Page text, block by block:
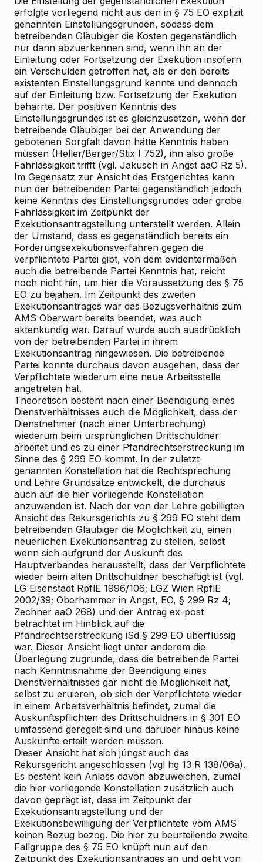
erfolgte vorliegend nicht aus den in § 75 EO explizit
genannten Einstellungsgründen, sodass dem
betreibenden Gläubiger die Kosten gegenständlich
nur dann abzuerkennen sind, wenn ihn an der
Einleitung oder Fortsetzung der Exekution insofern
ein Verschulden getroffen hat, als er den bereits
existenten Einstellungsgrund kannte und dennoch
auf der Einleitung bzw. Fortsetzung der Exekution
beharrte. Der positiven Kenntnis des
Einstellungsgrundes ist es gleichzusetzen, wenn der
betreibende Gläubiger bei der Anwendung der
gebotenen Sorgfalt davon hätte Kenntnis haben
müssen (Heller/Berger/Stix I 752), ihn also große
Fahrlässigkeit trifft (vgl. Jakusch in Angst aaO Rz 5).
Im Gegensatz zur Ansicht des Erstgerichtes kann
nun der betreibenden Partei gegenständlich jedoch
keine Kenntnis des Einstellungsgrundes oder grobe
Fahrlässigkeit im Zeitpunkt der
Exekutionsantragstellung unterstellt werden. Allein
der Umstand, dass es gegenständlich bereits ein
Forderungsexekutionsverfahren gegen die
verpflichtete Partei gibt, von dem evidentermaßen
auch die betreibende Partei Kenntnis hat, reicht
noch nicht hin, um hier die Voraussetzung des § 75
EO zu bejahen. Im Zeitpunkt des zweiten
Exekutionsantrages war das Bezugsverhältnis zum
AMS Oberwart bereits beendet, was auch
aktenkundig war. Darauf wurde auch ausdrücklich
von der betreibenden Partei in ihrem
Exekutionsantrag hingewiesen. Die betreibende
Partei konnte durchaus davon ausgehen, dass der
Verpflichtete wiederum eine neue Arbeitsstelle
angetreten hat.
Theoretisch besteht nach einer Beendigung eines
Dienstverhältnisses auch die Möglichkeit, dass der
Dienstnehmer (nach einer Unterbrechung)
wiederum beim ursprünglichen Drittschuldner
arbeitet und es zu einer Pfandrechtserstreckung im
Sinne des § 299 EO kommt. In der zuletzt
genannten Konstellation hat die Rechtsprechung
und Lehre Grundsätze entwickelt, die durchaus
auch auf die hier vorliegende Konstellation
anzuwenden ist. Nach der von der Lehre gebilligten
Ansicht des Rekursgerichts zu § 299 EO steht dem
betreibenden Gläubiger die Möglichkeit zu, einen
neuerlichen Exekutionsantrag zu stellen, selbst
wenn sich aufgrund der Auskunft des
Hauptverbandes herausstellt, dass der Verpflichtete
wieder beim alten Drittschuldner beschäftigt ist (vgl.
LG Eisenstadt RpflE 1996/106; LGZ Wien RpflE
2002/39; Oberhammer in Angst, EO, § 299 Rz 4;
Zechner aaO 268) und der Antrag ex-post
betrachtet im Hinblick auf die
Pfandrechtserstreckung iSd § 299 EO überflüssig
war. Dieser Ansicht liegt unter anderem die
Überlegung zugrunde, dass die betreibende Partei
nach Kenntnisnahme der Beendigung eines
Dienstverhältnisses gar nicht die Möglichkeit hat,
selbst zu eruieren, ob sich der Verpflichtete wieder
in einem Arbeitsverhältnis befindet, zumal die
Auskunftspflichten des Drittschuldners in § 301 EO
umfassend geregelt sind und darüber hinaus keine
Auskünfte erteilt werden müssen.
Dieser Ansicht hat sich jüngst auch das
Rekursgericht angeschlossen (vgl hg 13 R 138/06a).
Es besteht kein Anlass davon abzuweichen, zumal
die hier vorliegende Konstellation zusätzlich auch
davon geprägt ist, dass im Zeitpunkt der
Exekutionsantragstellung und der
Exekutionsbewilligung der Verpflichtete vom AMS
keinen Bezug bezog. Die hier zu beurteilende zweite
Fallgruppe des § 75 EO knüpft nun auf den
Zeitpunkt des Exekutionsantrages an und geht von